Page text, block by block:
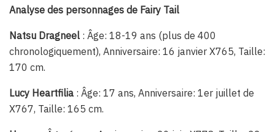
Analyse des personnages de Fairy Tail
Natsu Dragneel : Âge: 18-19 ans (plus de 400
chronologiquement), Anniversaire: 16 janvier X765, Taille:
170 cm.
Lucy Heartfilia : Âge: 17 ans, Anniversaire: 1er juillet de
X767, Taille: 165 cm.